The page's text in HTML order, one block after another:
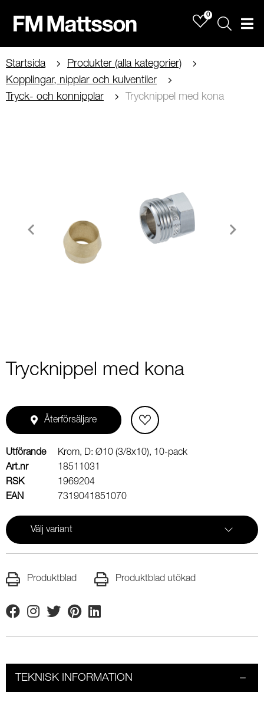
0
Sök
Startsida
Produkter (alla kategorier)
Kopplingar, nipplar och kulventiler
Tryck- och konnipplar
Trycknippel med kona
Trycknippel med kona
Återförsäljare
Utförande
Krom, D: Ø10 (3/8x10), 10-pack
Art.nr
18511031
RSK
1969204
EAN
7319041851070
Välj variant
Produktblad Produktblad utökad
FacebookInstagram
TwitterPinterestLinkedin
TEKNISK INFORMATION